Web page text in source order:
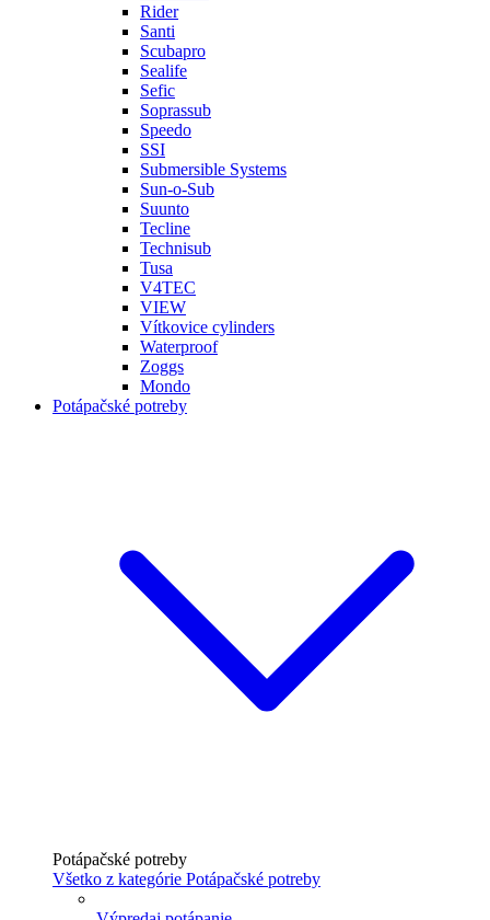
Rider
Santi
Scubapro
Sealife
Sefic
Soprassub
Speedo
SSI
Submersible Systems
Sun-o-Sub
Suunto
Tecline
Technisub
Tusa
V4TEC
VIEW
Vítkovice cylinders
Waterproof
Zoggs
Mondo
Potápačské potreby
Potápačské potreby
Všetko z kategórie Potápačské potreby